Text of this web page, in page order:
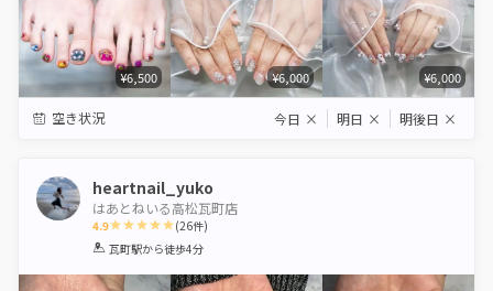
¥6,500 ¥6,000 ¥6,000
空き状況 今日 × 明日 × 明後日 ×
heartnail_yuko
はあとねいる高松瓦町店
4.9
1 2 3 4 5
(26件)
瓦町駅から徒歩4分